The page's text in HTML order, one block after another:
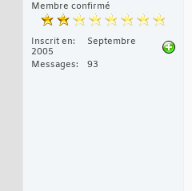
Membre confirmé
Inscrit en
Septembre
2005
Messages
93